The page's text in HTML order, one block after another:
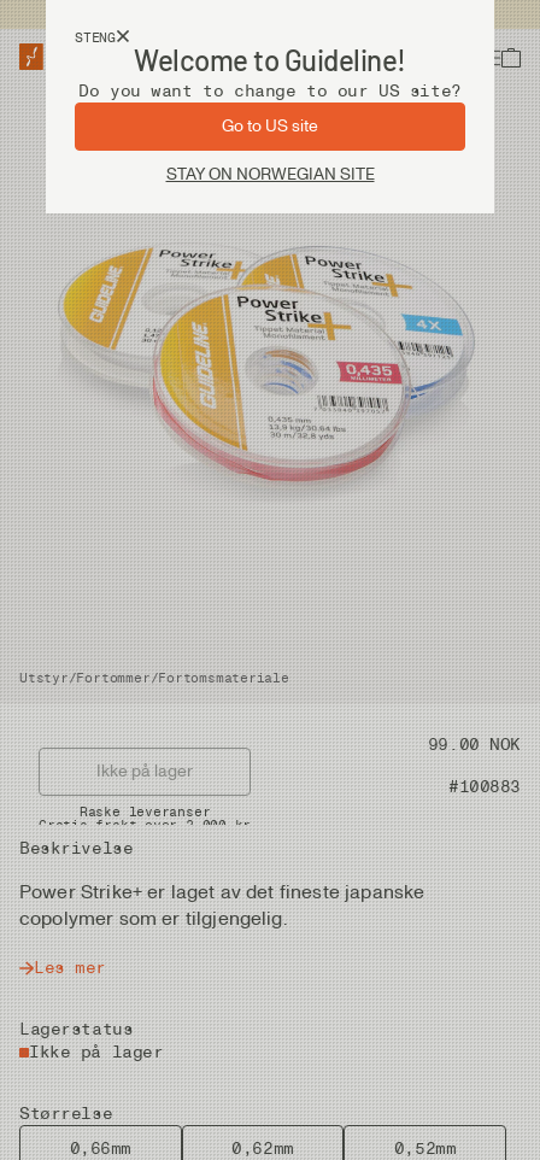
STENG
Welcome to Guideline!
Do you want to change to our US site?
Go to US site
STAY ON NORWEGIAN SITE
Utstyr/Fortommer/Fortomsmateriale
Pris 99.00 NOK
Artikkelnummer #100883
Beskrivelse
Power Strike+ er laget av det fineste japanske
copolymer som er tilgjengelig.
Les mer
Lagerstatus
Ikke på lager
Størrelse
0,66mm
0,62mm 0,52mm
Ikke på lager
Raske leveranser
Gratis frakt over 2.000 kr